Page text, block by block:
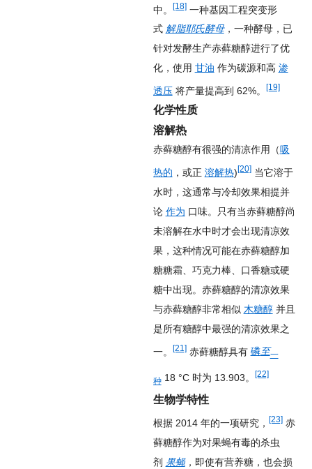
中。 [18]一种基因工程突变形
式 解脂耶氏酵母，一种酵母，已
针对发酵生产赤藓糖醇进行了优
化，使用 甘油 作为碳源和高 渗
透压将产量提高到 62%。 [19]
化学性质
溶解热
赤藓糖醇有很强的清凉作用（吸
热的 ，或正 溶解热)[20]当它溶于
水时，这通常与冷却效果相提并
论 作为 口味。只有当赤藓糖醇尚
未溶解在水中时才会出现清凉效
果，这种情况可能在赤藓糖醇加
糖糖霜、巧克力棒、口香糖或硬
糖中出现。赤藓糖醇的清凉效果
与赤藓糖醇非常相似 木糖醇并且
是所有糖醇中最强的清凉效果之
一。 [21]赤藓糖醇具有 磷至一
种18 °C 时为 13.903。 [22]
生物学特性
根据 2014 年的一项研究， [23]赤
藓糖醇作为对果蝇有毒的杀虫
剂 果蝇，即使有营养糖，也会损